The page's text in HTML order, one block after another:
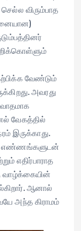
செல்ல விரும்பாத
வேண்டும்
அவரது
வேகத்தில்
இருக்காது.
எண்ணங்களுடன்
எதிர்பாராத
வாழ்க்கையின்
ஆனால்
அந்த கிராமம்